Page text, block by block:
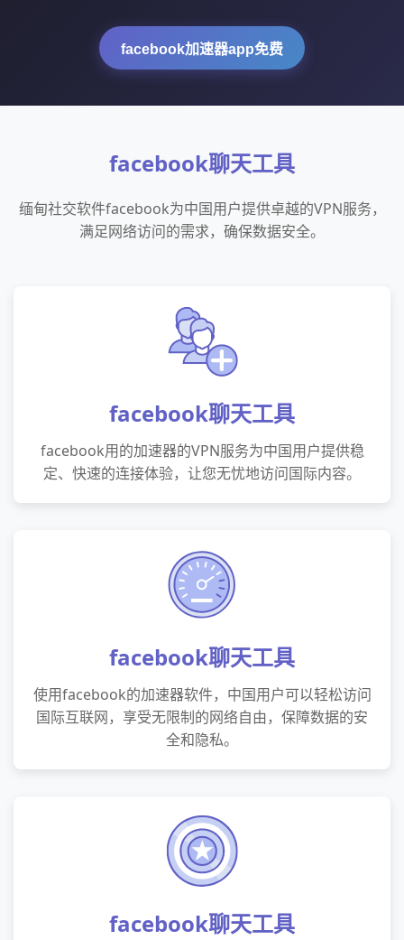
facebook加速器app免费
facebook聊天工具
缅甸社交软件facebook为中国用户提供卓越的VPN服务，
满足网络访问的需求，确保数据安全。
facebook聊天工具
facebook用的加速器的VPN服务为中国用户提供稳
定、快速的连接体验，让您无忧地访问国际内容。
facebook聊天工具
使用facebook的加速器软件，中国用户可以轻松访问
国际互联网，享受无限制的网络自由，保障数据的安
全和隐私。
facebook聊天工具